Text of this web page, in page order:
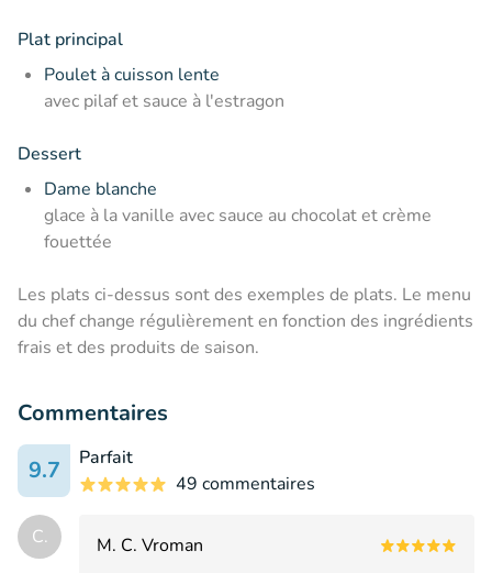
Plat principal
Poulet à cuisson lente
avec pilaf et sauce à l'estragon
Dessert
Dame blanche
glace à la vanille avec sauce au chocolat et crème
fouettée
Les plats ci-dessus sont des exemples de plats. Le menu
du chef change régulièrement en fonction des ingrédients
frais et des produits de saison.
Commentaires
9.7
Parfait
49 commentaires
C. M. C. Vroman